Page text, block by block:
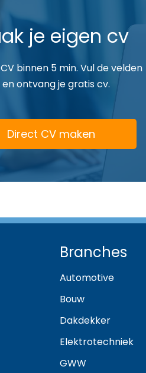
je eigen cv
binnen 5 min. Vul de velden
en ontvang je gratis cv.
Direct CV maken
Branches
Automotive
Bouw
Dakdekker
Elektrotechniek
GWW